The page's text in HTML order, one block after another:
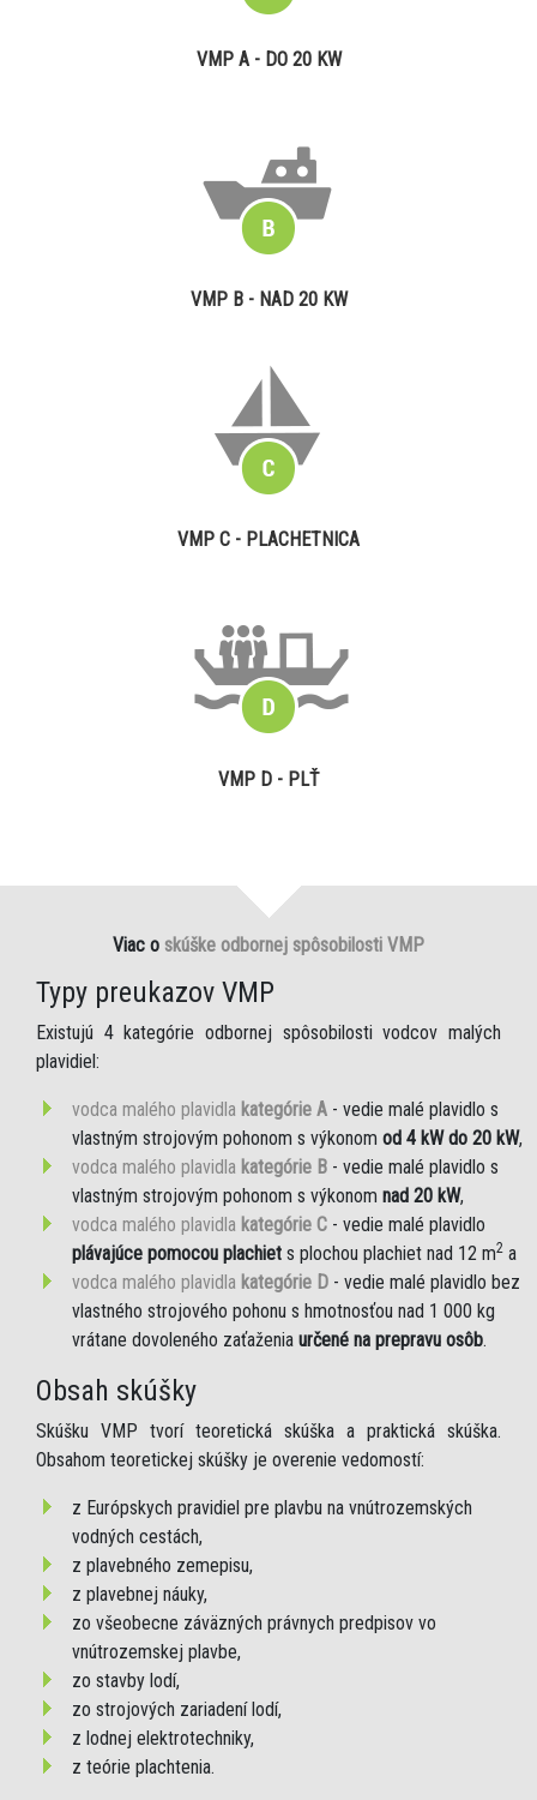
VMP A - DO 20 KW
VMP B - NAD 20 KW
VMP C - PLACHETNICA
VMP D - PLŤ
Viac o skúške odbornej spôsobilosti VMP
Typy preukazov VMP
Existujú 4 kategórie odbornej spôsobilosti vodcov malých
plavidiel:
vodca malého plavidla kategórie A - vedie malé plavidlo s
vlastným strojovým pohonom s výkonom od 4 kW do 20 kW,
vodca malého plavidla kategórie B - vedie malé plavidlo s
vlastným strojovým pohonom s výkonom nad 20 kW,
vodca malého plavidla kategórie C - vedie malé plavidlo
plávajúce pomocou plachiet s plochou plachiet nad 12 m2 a
vodca malého plavidla kategórie D - vedie malé plavidlo bez
vlastného strojového pohonu s hmotnosťou nad 1 000 kg
vrátane dovoleného zaťaženia určené na prepravu osôb.
Obsah skúšky
Skúšku VMP tvorí teoretická skúška a praktická skúška.
Obsahom teoretickej skúšky je overenie vedomostí:
z Európskych pravidiel pre plavbu na vnútrozemských
vodných cestách,
z plavebného zemepisu,
z plavebnej náuky,
zo všeobecne záväzných právnych predpisov vo
vnútrozemskej plavbe,
zo stavby lodí,
zo strojových zariadení lodí,
z lodnej elektrotechniky,
z teórie plachtenia.